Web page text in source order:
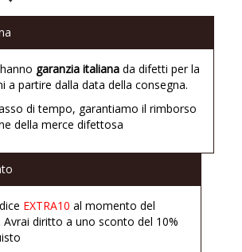
garanzia italiana da difetti per la
a partire dalla data della consegna.
di tempo, garantiamo il rimborso
della merce difettosa
EXTRA10 al momento del
diritto a uno sconto del 10%